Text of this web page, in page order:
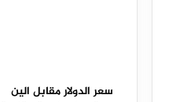
سعر الدولار مقابل الين